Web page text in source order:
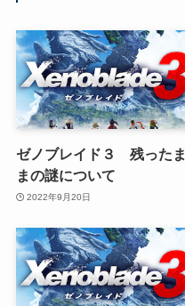
ゼノブレイド３ 残ったま
まの謎について
2022年9月20日